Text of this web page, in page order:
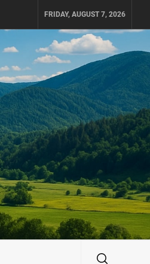
FRIDAY, AUGUST 7, 2026